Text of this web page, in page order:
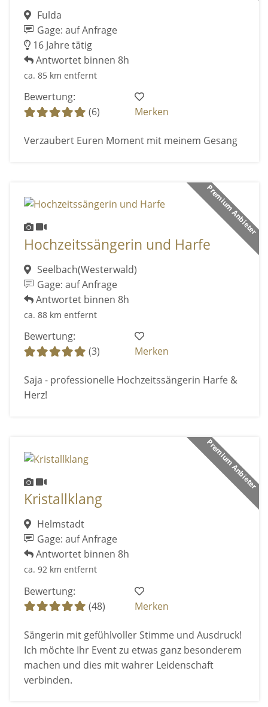
Fulda
Gage: auf Anfrage
16 Jahre tätig
Antwortet binnen 8h
ca. 85 km entfernt
Bewertung:
(6)
Merken
Verzaubert Euren Moment mit meinem Gesang
Premium Anbieter
Hochzeitssängerin und Harfe
Seelbach(Westerwald)
Gage: auf Anfrage
Antwortet binnen 8h
ca. 88 km entfernt
Bewertung:
(3)
Merken
Saja - professionelle Hochzeitssängerin Harfe &
Herz!
Premium Anbieter
Kristallklang
Helmstadt
Gage: auf Anfrage
Antwortet binnen 8h
ca. 92 km entfernt
Bewertung:
(48)
Merken
Sängerin mit gefühlvoller Stimme und Ausdruck!
Ich möchte Ihr Event zu etwas ganz besonderem
machen und dies mit wahrer Leidenschaft
verbinden.